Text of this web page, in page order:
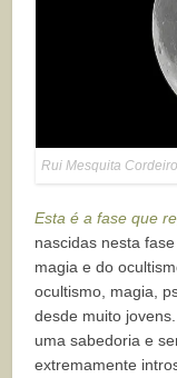
Rui Mesquita
Esta é a fase que
nascidas nesta
magia e do
ocultismo, magia,
desde muito
uma sabedoria e
extremamente